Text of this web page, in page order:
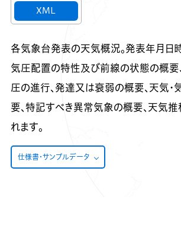
XML
各気象台発表の天気概況。発表年月日
気圧配置の特性及び前線の状態の概要
圧の進行、発達又は衰弱の概要、天気・
要、特記すべき異常気象の概要、天気
れます。
仕様書・サンプルデータ